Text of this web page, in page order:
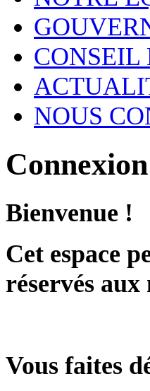
NOUS
Connexion
Bienvenue !
Cet espace
réservés
Vous faites